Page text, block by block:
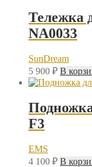
Тележка
NA0033
SunDream
5 900 ₽ В
F3
EMS
4 100 ₽ В